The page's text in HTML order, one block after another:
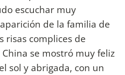
escuchar muy
de la familia de
risas complices de
se mostró muy feliz
sol y abrigada, con un